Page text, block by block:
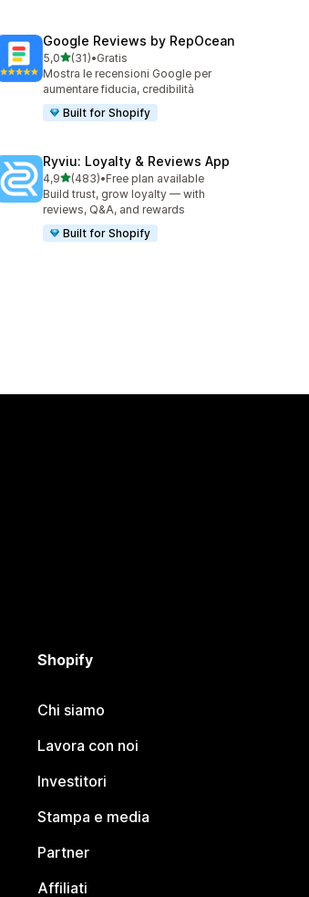
Google Reviews by RepOcean
5,0stelle su 5
(31)
31 recensioni totali
•Gratis
Mostra le recensioni Google per
aumentare fiducia, credibilità
Built for Shopify
Ryviu: Loyalty & Reviews App
4,9stelle su 5
(483)
483 recensioni totali
•Free plan available
Build trust, grow loyalty — with
reviews, Q&A, and rewards
Built for Shopify
Shopify
Chi siamo
Lavora con noi
Investitori
Stampa e media
Partner
Affiliati